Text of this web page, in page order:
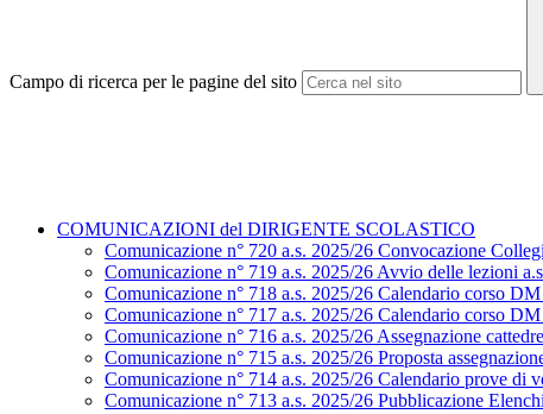
Campo di ricerca per le pagine del sito
COMUNICAZIONI del DIRIGENTE SCOLASTICO
Comunicazione n° 720 a.s. 2025/26 Convocazione
Comunicazione n° 719 a.s. 2025/26 Avvio delle lezioni
Comunicazione n° 718 a.s. 2025/26 Calendario corso
Comunicazione n° 717 a.s. 2025/26 Calendario corso
Comunicazione n° 716 a.s. 2025/26 Assegnazione
Comunicazione n° 715 a.s. 2025/26 Proposta
Comunicazione n° 714 a.s. 2025/26 Calendario prove di
Comunicazione n° 713 a.s. 2025/26 Pubblicazione